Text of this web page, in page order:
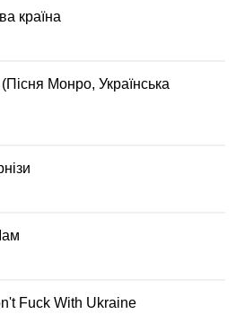
країна
Монро, Українська
Fuck With Ukraine